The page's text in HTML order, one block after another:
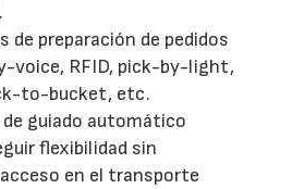
de preparación de pedidos
voice, RFID, pick-by-light,
to-bucket, etc.
guiado automático
flexibilidad sin
en el transporte